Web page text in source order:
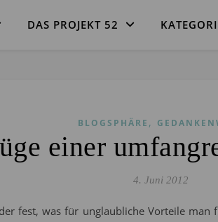
DAS PROJEKT 52
BLOGSPHÄRE ,
einer
4. Juni 2012
fest, was für unglaubliche Vorteile man